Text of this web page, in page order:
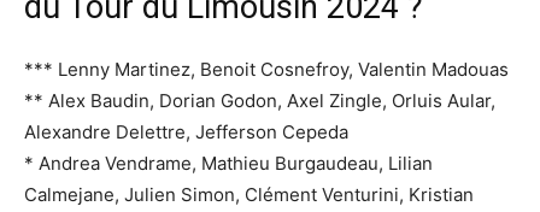
*** Lenny Martinez, Benoit Cosnefroy, Valentin Madouas
** Alex Baudin, Dorian Godon, Axel Zingle, Orluis Aular,
Alexandre Delettre, Jefferson Cepeda
* Andrea Vendrame, Mathieu Burgaudeau, Lilian
Calmejane, Julien Simon, Clément Venturini, Kristian